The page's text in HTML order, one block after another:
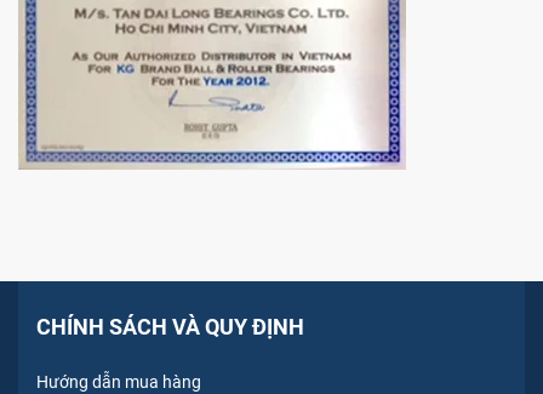
CHÍNH SÁCH VÀ QUY ĐỊNH
Hướng dẫn mua hàng